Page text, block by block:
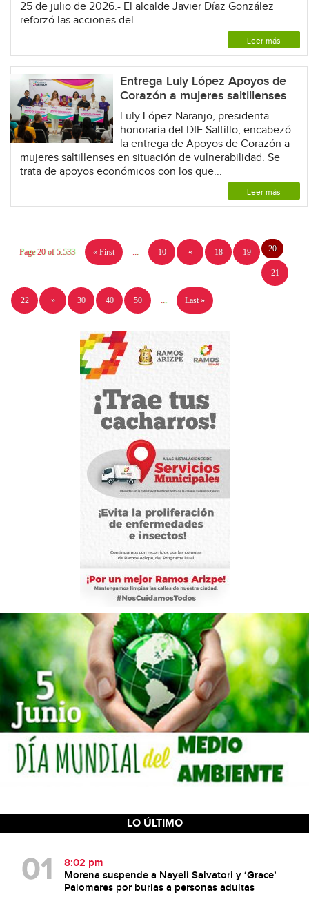
25 de julio de 2026.- El alcalde Javier Díaz González
reforzó las acciones del...
Leer más
Entrega Luly López Apoyos de
Corazón a mujeres saltillenses
Luly López Naranjo, presidenta
honoraria del DIF Saltillo, encabezó
la entrega de Apoyos de Corazón a
mujeres saltillenses en situación de vulnerabilidad. Se
trata de apoyos económicos con los que...
Leer más
Page 20 of 5.533 « First 10 « 18 19 20
21
22 » 30 40 50 Last »
LO ÚLTIMO
8:02 pm
Morena suspende a Nayeli Salvatori y ‘Grace’
Palomares por burlas a personas adultas